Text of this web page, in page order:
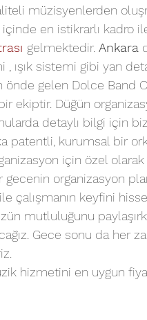
müzisyenlerden
en istikrarlı kadro
gelmektedir. Ankara
ışık sistemi gibi yan
gelen Dolce Band
ekiptir. Düğün
detaylı bilgi için
patentli, kurumsal bir
için özel olarak
organizasyon
çalışmanın keyfini
mutluluğunu
Gece sonu da her
hizmetini en uygun